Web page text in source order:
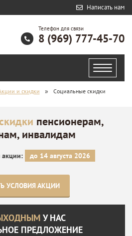
Написать нам
Телефон для связи
8 (969) 777-45-70
и скидки » Социальные скидки
пенсионерам,
инвалидам
акции: до 14 августа 2026
УСЛОВИЯ АКЦИИ
У НАС
ПРЕДЛОЖЕНИЕ